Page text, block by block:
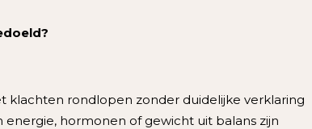
klachten rondlopen zonder duidelijke verklaring
energie, hormonen of gewicht uit balans zijn